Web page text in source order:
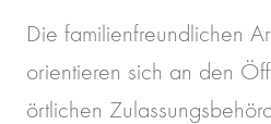
Die familienfreundlichen
orientieren sich an den
örtlichen